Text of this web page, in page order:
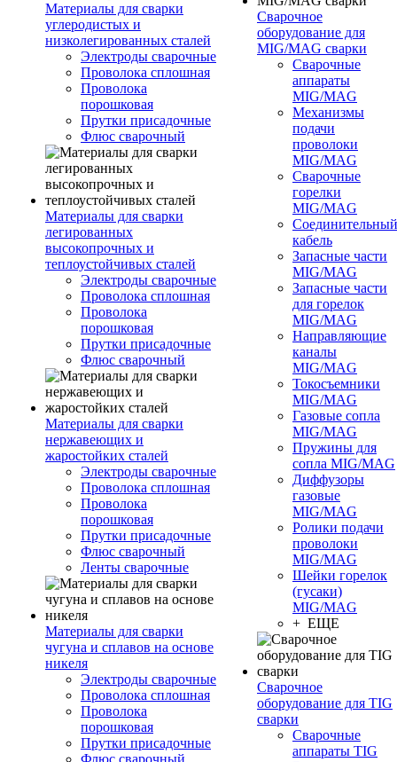
Материалы для сварки
углеродистых и
низколегированных сталей
Электроды сварочные
Проволока сплошная
Проволока
порошковая
Прутки присадочные
Флюс сварочный
Материалы для сварки
легированных
высокопрочных и
теплоустойчивых сталей
Электроды сварочные
Проволока сплошная
Проволока
порошковая
Прутки присадочные
Флюс сварочный
Материалы для сварки
нержавеющих и
жаростойких сталей
Электроды сварочные
Проволока сплошная
Проволока
порошковая
Прутки присадочные
Флюс сварочный
Ленты сварочные
Материалы для сварки
чугуна и сплавов на основе
никеля
Электроды сварочные
Проволока сплошная
Проволока
порошковая
Прутки присадочные
Флюс сварочный
Сварочное
оборудование для
MIG/MAG сварки
Сварочные
аппараты
MIG/MAG
Механизмы
подачи
проволоки
MIG/MAG
Сварочные
горелки
MIG/MAG
Соединительный
кабель
Запасные части
MIG/MAG
Запасные части
для горелок
MIG/MAG
Направляющие
каналы
MIG/MAG
Токосъемники
MIG/MAG
Газовые сопла
MIG/MAG
Пружины для
сопла MIG/MAG
Диффузоры
газовые
MIG/MAG
Ролики подачи
проволоки
MIG/MAG
Шейки горелок
(гусаки)
MIG/MAG
+ ЕЩЕ
Сварочное
оборудование для TIG
сварки
Сварочные
аппараты TIG